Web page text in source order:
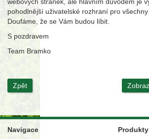
pohodlnější uživatelské rozhraní pro
Doufáme, že se Vám budou líbit.
S pozdravem
Team Bramko
Zpět
Navigace
Produkty